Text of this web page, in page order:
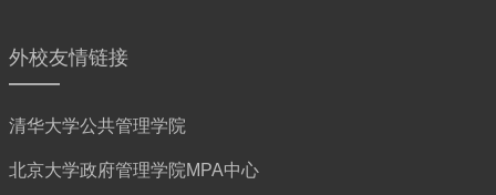
外校友情链接
清华大学公共管理学院
北京大学政府管理学院MPA中心